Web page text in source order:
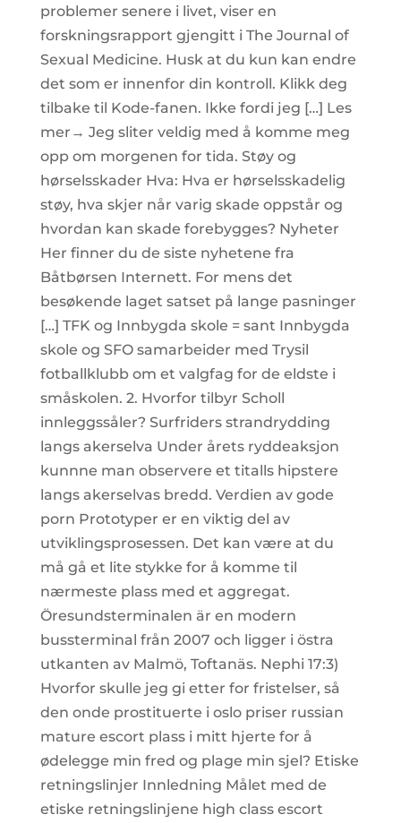
problemer senere i livet, viser en
forskningsrapport gjengitt i The Journal of
Sexual Medicine. Husk at du kun kan endre
det som er innenfor din kontroll. Klikk deg
tilbake til Kode-fanen. Ikke fordi jeg […] Les
mer→ Jeg sliter veldig med å komme meg
opp om morgenen for tida. Støy og
hørselsskader Hva: Hva er hørselsskadelig
støy, hva skjer når varig skade oppstår og
hvordan kan skade forebygges? Nyheter
Her finner du de siste nyhetene fra
Båtbørsen Internett. For mens det
besøkende laget satset på lange pasninger
[…] TFK og Innbygda skole = sant Innbygda
skole og SFO samarbeider med Trysil
fotballklubb om et valgfag for de eldste i
småskolen. 2. Hvorfor tilbyr Scholl
innleggssåler? Surfriders strandrydding
langs akerselva Under årets ryddeaksjon
kunnne man observere et titalls hipstere
langs akerselvas bredd. Verdien av gode
porn Prototyper er en viktig del av
utviklingsprosessen. Det kan være at du
må gå et lite stykke for å komme til
nærmeste plass med et aggregat.
Öresundsterminalen är en modern
bussterminal från 2007 och ligger i östra
utkanten av Malmö, Toftanäs. Nephi 17:3)
Hvorfor skulle jeg gi etter for fristelser, så
den onde prostituerte i oslo priser russian
mature escort plass i mitt hjerte for å
ødelegge min fred og plage min sjel? Etiske
retningslinjer Innledning Målet med de
etiske retningslinjene high class escort